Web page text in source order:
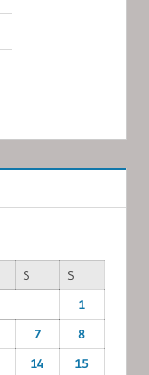
S
S
1
7
8
14
15